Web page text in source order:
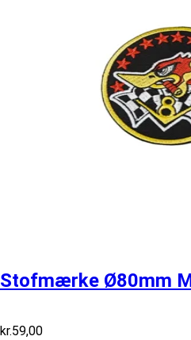
Stofmærke Ø80mm
kr.59,00